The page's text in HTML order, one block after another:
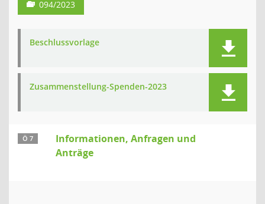
094/2023
Beschlussvorlage
Zusammenstellung-Spenden-2023
Ö 7
Informationen, Anfragen und
Anträge